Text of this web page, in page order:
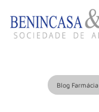
Blog Farmácia